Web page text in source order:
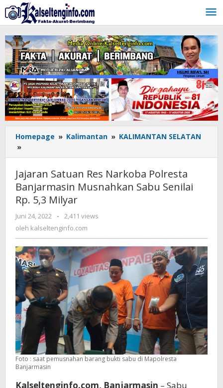
Lewati
ke
konten
Homepage » Kalimantan » KALIMANTAN SELATAN
»
Satuan
Narkoba
Polresta
Banjarmasin
Sabu
Senilai
Rp.
5,3
Milyar
Jajaran Satuan Res Narkoba Polresta
Banjarmasin Musnahkan Sabu Senilai
Rp. 5,3 Milyar
Juni 24, 2022
oleh
kalseltenginfo.com
-
2,411 views
oleh kalseltenginfo.com
Foto : saat pemusnahan barang bukti sabu di Mapolresta
Banjarmasin
Kalseltenginfo.com, Banjarmasin – Sabu